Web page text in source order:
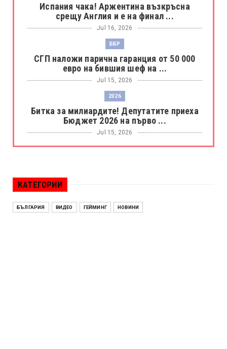
Испания чака! Аржентина възкръсна
срещу Англия и е на финал ...
Jul 16, 2026
ББР
СГП наложи парична гаранция от 50 000
евро на бившия шеф на ...
Jul 15, 2026
2026
Битка за милиардите! Депутатите приеха
Бюджет 2026 на първо ...
Jul 15, 2026
БОРАЦ
Без милост! Испания пречупи Франция и е
КАТЕГОРИИ
БЪЛГАРИЯ ВИДЕО ГЕЙМИНГ НОВИНИ